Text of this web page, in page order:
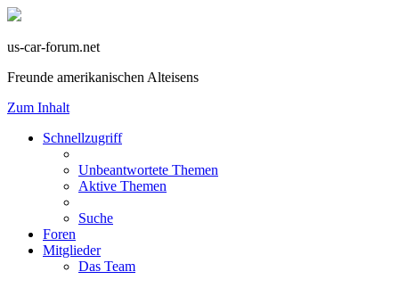
us-car-forum.net
Freunde amerikanischen Alteisens
Zum Inhalt
Schnellzugriff
Unbeantwortete Themen
Aktive Themen
Suche
Foren
Mitglieder
Das Team